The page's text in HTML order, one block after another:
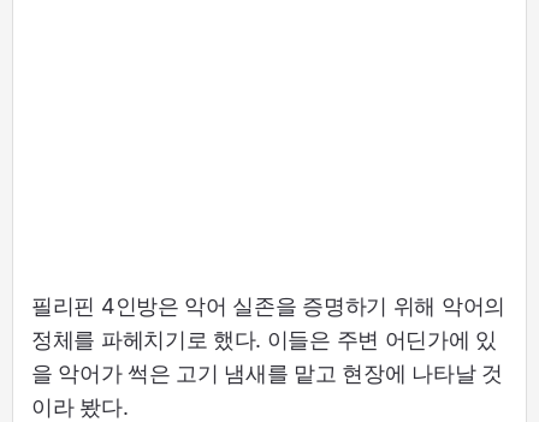
필리핀 4인방은 악어 실존을 증명하기 위해 악어의
정체를 파헤치기로 했다. 이들은 주변 어딘가에 있
을 악어가 썩은 고기 냄새를 맡고 현장에 나타날 것
이라 봤다.